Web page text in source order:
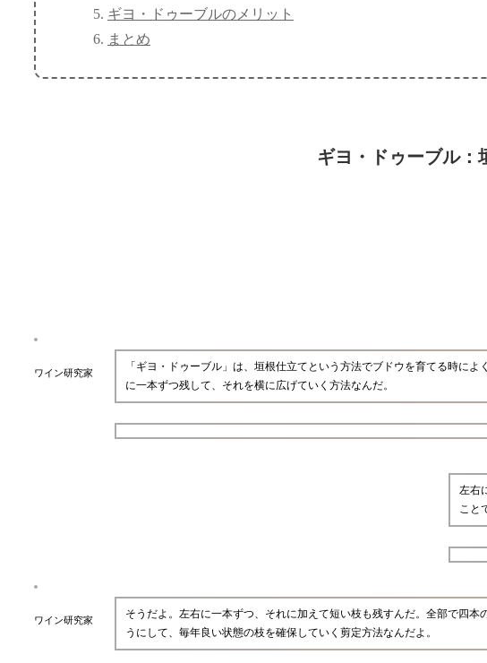
ギヨ・ドゥーブルのメリット
まとめ
ギヨ・ドゥーブル：
ワイン研究家
「ギヨ・ドゥーブル」は、垣根仕立てという方法でブドウを育てる時に
に一本ずつ残して、それを横に広げていく方法なんだ。
左右
こと
ワイン研究家
そうだよ。左右に一本ずつ、それに加えて短い枝も残すんだ。全部で四
うにして、毎年良い状態の枝を確保していく剪定方法なんだよ。